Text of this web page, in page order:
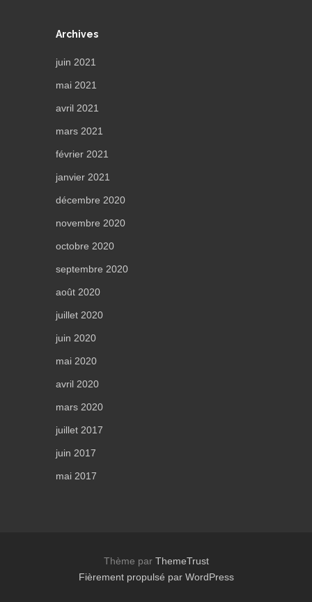
Archives
juin 2021
mai 2021
avril 2021
mars 2021
février 2021
janvier 2021
décembre 2020
novembre 2020
octobre 2020
septembre 2020
août 2020
juillet 2020
juin 2020
mai 2020
avril 2020
mars 2020
juillet 2017
juin 2017
mai 2017
Thème par ThemeTrust
Fièrement propulsé par WordPress